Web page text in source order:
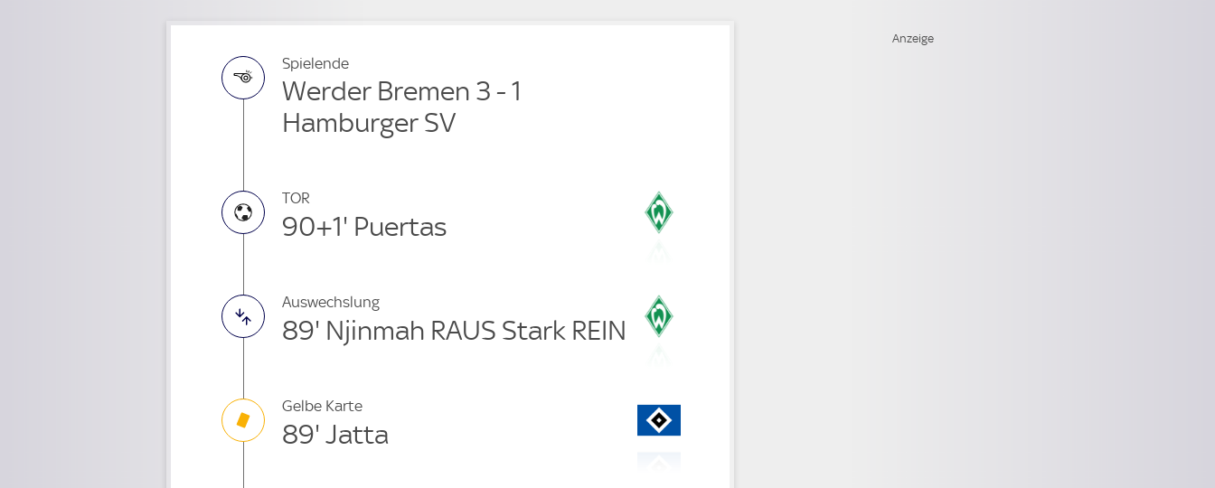
Spielende
Werder Bremen 3 - 1
Hamburger SV
TOR
90+1' Puertas
Auswechslung
89' Njinmah RAUS Stark REIN
Gelbe Karte
89' Jatta